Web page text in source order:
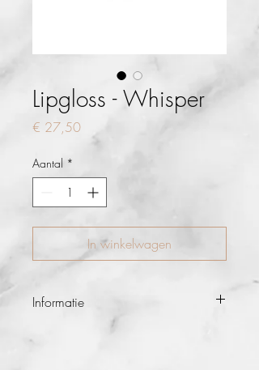
Lipgloss - Whisper
€ 27,50Prijs
Aantal *
In winkelwagen
Informatie
Subtiel levendige kleuren en glans